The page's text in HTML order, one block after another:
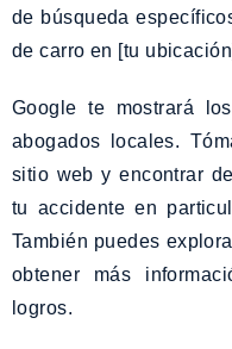
de búsqueda
de carro en [tu
Google te mostrará
abogados locales.
sitio web y encontrar
tu accidente en
También puedes
obtener más
logros.